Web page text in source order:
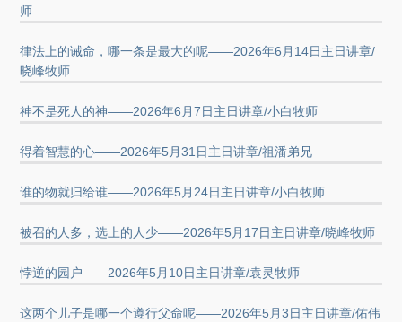
师
律法上的诫命，哪一条是最大的呢——2026年6月14日主日讲章/
晓峰牧师
神不是死人的神——2026年6月7日主日讲章/小白牧师
得着智慧的心——2026年5月31日主日讲章/祖潘弟兄
谁的物就归给谁——2026年5月24日主日讲章/小白牧师
被召的人多，选上的人少——2026年5月17日主日讲章/晓峰牧师
悖逆的园户——2026年5月10日主日讲章/袁灵牧师
这两个儿子是哪一个遵行父命呢——2026年5月3日主日讲章/佑伟